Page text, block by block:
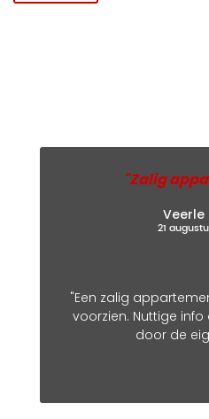
"Zalig
Veerle
21
"Een zalig
voorzien. Nuttige
door de